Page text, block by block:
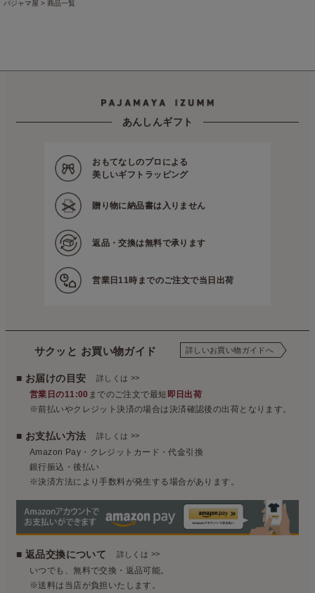
パジャマ屋 商品一覧
真冬向きのあったかパジャマとルームウェア
あんしんギフト
おもてなしのプロによる
美しいギフトラッピング
贈り物に納品書は入りません
返品・交換は無料で承ります
営業日11時までのご注文で当日出荷
サクッと お買い物ガイド 詳しいお買い物ガイドへ
■ お届けの目安 詳しくは >>
営業日の11:00 までのご注文で最短 即日出荷
※前払いやクレジット決済の場合は決済確認後の出荷となります。
■ お支払い方法 詳しくは >>
Amazon Pay・クレジットカード・代金引換
銀行振込・後払い
※決済方法により手数料が発生する場合があります。
■ 返品交換について 詳しくは >>
いつでも、無料で交換・返品可能。
※送料は当店が負担いたします。